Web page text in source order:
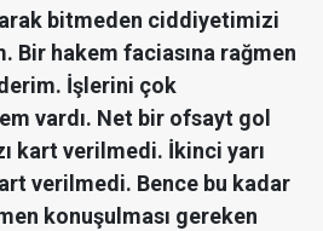
bitmeden ciddiyetimizi
Bir hakem faciasına rağmen
İşlerini çok
vardı. Net bir ofsayt gol
kart verilmedi. İkinci yarı
verilmedi. Bence bu kadar
konuşulması gereken